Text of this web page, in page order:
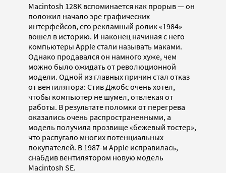
Macintosh 128K вспоминается как прорыв — он
положил начало эре графических
интерфейсов, его рекламный ролик «1984»
вошел в историю. И наконец начиная с него
компьютеры Apple стали называть маками.
Однако продавался он намного хуже, чем
можно было ожидать от революционной
модели. Одной из главных причин стал отказ
от вентилятора: Стив Джобс очень хотел,
чтобы компьютер не шумел, отвлекая от
работы. В результате поломки от перегрева
оказались очень распространенными, а
модель получила прозвище «бежевый тостер»,
что распугало многих потенциальных
покупателей. В 1987-м Apple исправилась,
снабдив вентилятором новую модель
Macintosh SE.